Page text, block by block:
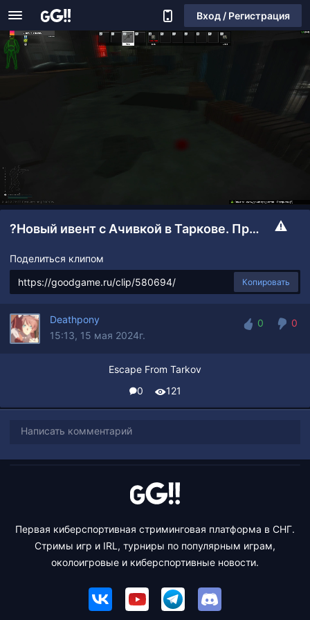
Вход / Регистрация
?Новый ивент с Ачивкой в Таркове. Проодим!
Поделиться клипом
Копировать
Deathpony
15:13, 15 мая 2024г.
0
0
Escape From Tarkov
0
121
Написать комментарий
Первая киберспортивная стриминговая платформа в СНГ.
Стримы игр и IRL, турниры по популярным играм,
околоигровые и киберспортивные новости.